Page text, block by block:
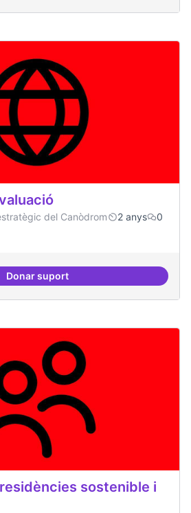
del Canòdrom 2 anys
0
Donar suportRecerca i re-avaluació
sostenible i